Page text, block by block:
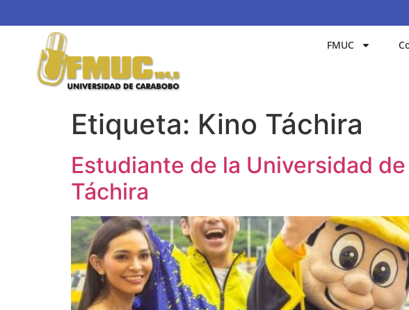
FMUC
Etiqueta: Kino Táchira
Estudiante de la Universidad
Táchira